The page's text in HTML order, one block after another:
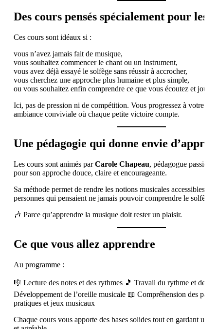
Des cours pensés spécialement pour les
Ces cours sont idéaux si :
vous n’avez jamais fait de musique,
vous souhaitez commencer le chant ou un instrument,
vous avez déjà essayé le solfège sans réussir à accrocher,
vous cherchez une approche plus humaine et plus simple,
ou vous souhaitez enfin comprendre ce que vous écoutez et jouez.
Ici, pas de pression ni de compétition. Vous progressez à votre
ambiance conviviale où chaque petite victoire compte.
Une pédagogie qui donne envie
Les cours sont animés parCarole Chapeau, pédagogue
pour son approche douce, claire et encourageante.
Sa méthode permet de rendre les notions musicales accessibles
personnes qui pensaient ne jamais pouvoir comprendre le solfège.
🎶 Parce qu’apprendre la musique doit rester un plaisir.
Ce que vous allez apprendre
Au programme :
🎼 Lecture des notes et des rythmes 🎵 Travail du rythme et de la
Développement de l’oreille musicale 📖 Compréhension des
pratiques et jeux musicaux
Chaque cours vous apporte des bases solides tout en gardant une